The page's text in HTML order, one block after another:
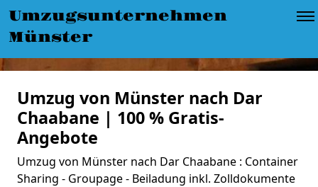
Umzugsunternehmen
Münster
Umzug von Münster nach Dar
Chaabane | 100 % Gratis-
Angebote
Umzug von Münster nach Dar Chaabane : Container
Sharing - Groupage - Beiladung inkl. Zolldokumente